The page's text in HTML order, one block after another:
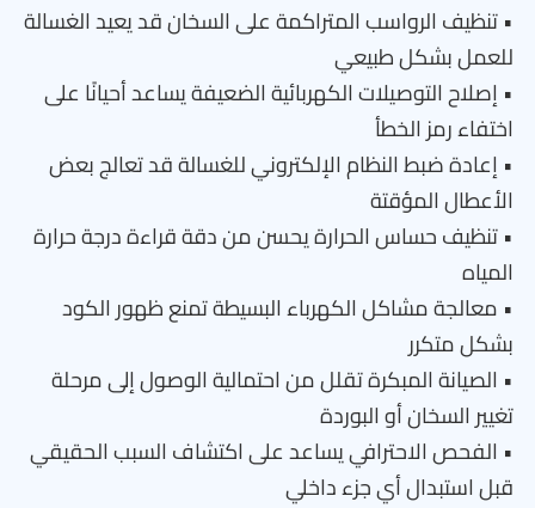
• تنظيف الرواسب المتراكمة على السخان قد يعيد الغسالة
للعمل بشكل طبيعي
• إصلاح التوصيلات الكهربائية الضعيفة يساعد أحيانًا على
اختفاء رمز الخطأ
• إعادة ضبط النظام الإلكتروني للغسالة قد تعالج بعض
الأعطال المؤقتة
• تنظيف حساس الحرارة يحسن من دقة قراءة درجة حرارة
المياه
• معالجة مشاكل الكهرباء البسيطة تمنع ظهور الكود
بشكل متكرر
• الصيانة المبكرة تقلل من احتمالية الوصول إلى مرحلة
تغيير السخان أو البوردة
• الفحص الاحترافي يساعد على اكتشاف السبب الحقيقي
قبل استبدال أي جزء داخلي